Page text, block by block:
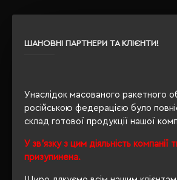
ШАНОВНІ ПАРТНЕРИ ТА КЛІЄНТИ!
Унаслідок масованого ракетного
російською федерацією було
склад готової продукції нашої
У зв'язку з цим діяльність компанії
призупинена.